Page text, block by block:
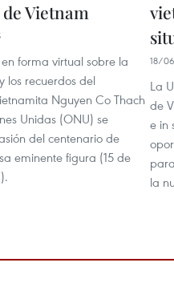
Vietnam
forma virtual sobre la
los recuerdos del
Nguyen Co Thach
Unidas (ONU) se
del centenario de
eminente figura (15 de
18/
La
de
e in
la